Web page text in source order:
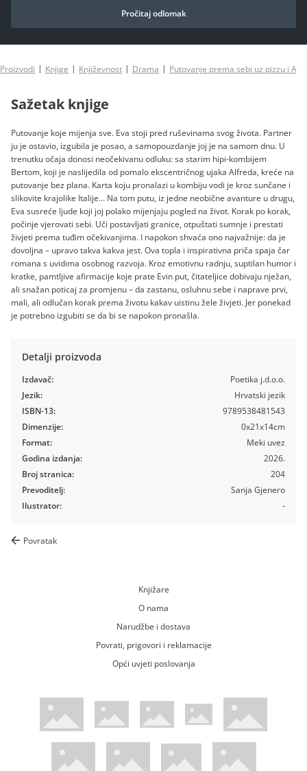
Pročitaj odlomak
Proizvodi Knjige Književnost Drama Putovanje prema sebi uz pizzu i
Sažetak knjige
Putovanje koje mijenja sve. Eva stoji pred ruševinama svog života. Partner
ju je ostavio, izgubila je posao, a samopouzdanje joj je na samom dnu. U
trenutku očaja donosi neočekivanu odluku: sa starim hipi-kombijem
Bertom, koji je naslijedila od pomalo ekscentričnog ujaka Alfreda, kreće na
putovanje bez plana. Karta koju pronalazi u kombiju vodi je kroz sunčane i
slikovite krajolike Italije… Na tom putu, iz jedne neobične avanture u drugu,
Eva susreće ljude koji joj polako mijenjaju pogled na život. Korak po korak,
počinje vjerovati sebi. Uči postavljati granice, otpuštati sumnje i prestati
živjeti prema tuđim očekivanjima. I napokon shvaća ono najvažnije: da je
dovoljna – upravo takva kakva jest. Ova topla i inspirativna priča spaja čar
romana s uvidima osobnog razvoja. Kroz emotivnu radnju, suptilan humor i
kratke, pamtljive afirmacije koje prate Evin put, čitateljice dobivaju nježan,
ali snažan poticaj za promjenu – da zastanu, osluhnu sebe i naprave prvi,
mali, ali odlučan korak prema životu kakav uistinu žele živjeti. Jer ponekad
je potrebno izgubiti se da bi se napokon pronašla.
Detalji proizvoda
Izdavač:
Jezik:
ISBN-13:
Dimenzije:
Format:
Godina izdanja:
Broj stranica:
Prevoditelj:
Ilustrator:
Poetika j.d.o.o.
Hrvatski jezik
9789538481543
0x21x14cm
Meki uvez
2026.
204
Sanja Gjenero
-
Povratak
Knjižare
O nama
Narudžbe i dostava
Povrati, prigovori i reklamacije
Opći uvjeti poslovanja
WsPay web stranicaMaestro web stranicaMastercard web stranicaAmerican Express web stranica
Visa web stranica
Diners web stranicaTrustwave certificiranoMastercard sigurnosni kod web
Pci Dss certificirano